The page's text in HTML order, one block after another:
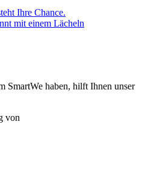
Ihre Chance.
mit einem Lächeln
SmartWe haben, hilft Ihnen unser
von